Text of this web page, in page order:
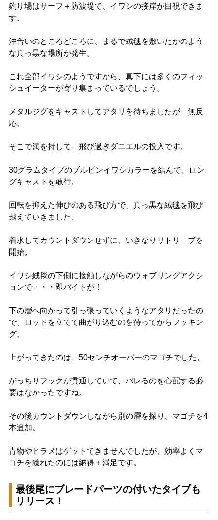
釣り場はサーフ＋防波堤で、イワシの接岸が目視できま
す。
沖合いのところどころに、まるで絨毯を敷いたかのよう
な真っ黒な場所が発生。
これ全部イワシのようですから、真下には多くのフィッ
シュイーターが寄り集まっているでしょう。
メタルジグをキャストしてアタリを待ちましたが、無反
応。
そこで満を持して、飛び過ぎダニエルの投入です。
30グラムタイプのブルピンイワシカラーを結んで、ロン
グキャストを敢行。
回転を抑えた伸びのある飛び方で、真っ黒な絨毯を飛び
越えていきました。
着水してカウントダウンせずに、いきなりリトリーブを
開始。
イワシ絨毯の下側に接触しながらのウォブリングアクシ
ョンで・・・即バイトが！
下の層へ向かって引っ張っていくようなアタリだったの
で、ロッドを立てて曲がり込むのを待ってからフッキン
グ。
上がってきたのは、50センチオーバーのマゴチでした。
がっちりフックが貫通していて、バレるのを心配する必
要はなかったですね。
その後カウントダウンしながら別の層を探り、マゴチを4
本追加。
青物やヒラメはゲットできませんでしたが、効率よくマ
ゴチを獲れたのには納得＋満足です。
最後尾にブレードパーツの付いたタイプも
リリース！